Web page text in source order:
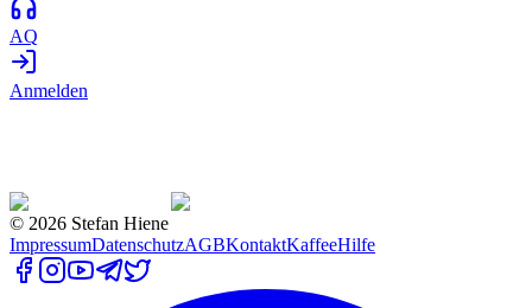
AQ
Anmelden
© 2026 Stefan Hiene
ImpressumDatenschutzAGBKontaktKaffeeHilfe